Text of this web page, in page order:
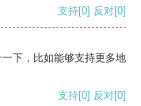
支持[0] 反对[0]
下，比如能够支持更多地
支持[0] 反对[0]